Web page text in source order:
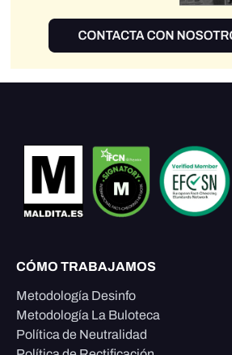
CÓMO TRABAJAMOS
Metodología Desinfo
Metodología La Buloteca
Política de Neutralidad